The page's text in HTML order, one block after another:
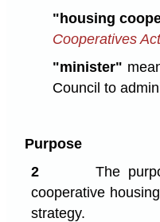
"housing
Cooperatives Act
"minister"
Council to
Purpose
2
The
cooperative
strategy.